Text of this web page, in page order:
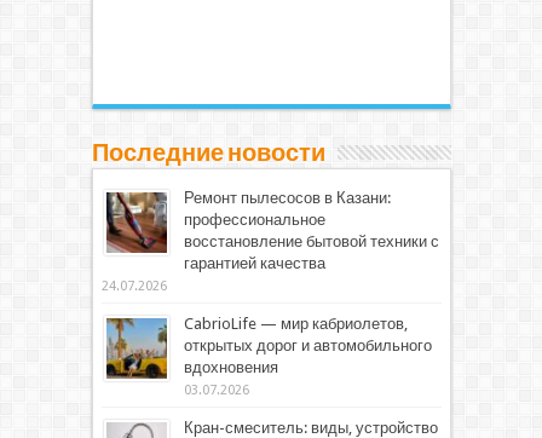
Последние новости
Ремонт пылесосов в Казани:
профессиональное
восстановление бытовой техники с
гарантией качества
24.07.2026
CabrioLife — мир кабриолетов,
открытых дорог и автомобильного
вдохновения
03.07.2026
Кран-смеситель: виды, устройство